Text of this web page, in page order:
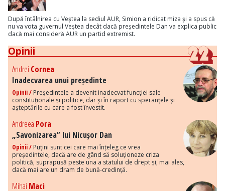
După întâlnirea cu Veștea la sediul AUR, Simion a ridicat miza și a spus că
nu va vota guvernul Veștea decât dacă președintele Dan va explica public
dacă mai consideră AUR un partid extremist.
Opinii
Andrei Cornea
Inadecvarea unui președinte
Opinii / Președintele a devenit inadecvat funcției sale
constituționale și politice, dar și în raport cu speranțele și
așteptările cu care a fost învestit.
Andreea Pora
„Savonizarea” lui Nicușor Dan
Opinii / Puțini sunt cei care mai înțeleg ce vrea
președintele, dacă are de gând să soluționeze criza
politică, suprapusă peste una a statului de drept și, mai ales,
dacă mai are un dram de bună-credință.
Mihai Maci